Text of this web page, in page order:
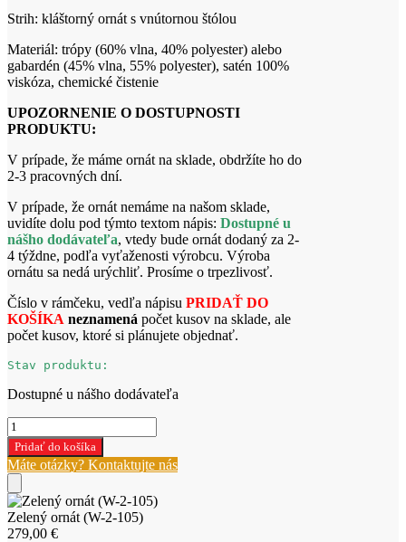
Strih: kláštorný ornát s vnútornou štólou
Materiál: trópy (60% vlna, 40% polyester) alebo
gabardén (45% vlna, 55% polyester), satén 100%
viskóza, chemické čistenie
UPOZORNENIE O DOSTUPNOSTI
PRODUKTU:
V prípade, že máme ornát na sklade, obdržíte ho do
2-3 pracovných dní.
V prípade, že ornát nemáme na našom sklade,
uvidíte dolu pod týmto textom nápis: Dostupné u
nášho dodávateľa, vtedy bude ornát dodaný za 2-
4 týždne, podľa vyťaženosti výrobcu. Výroba
ornátu sa nedá urýchliť. Prosíme o trpezlivosť.
Číslo v rámčeku, vedľa nápisu PRIDAŤ DO
KOŠÍKA neznamená počet kusov na sklade, ale
počet kusov, ktoré si plánujete objednať.
Stav produktu:
Dostupné u nášho dodávateľa
množstvo
Zelený
ornát
(W-
2-
105)
Pridať do košíka
Máte otázky? Kontaktujte nás
Zelený ornát (W-2-105)
279,00 €